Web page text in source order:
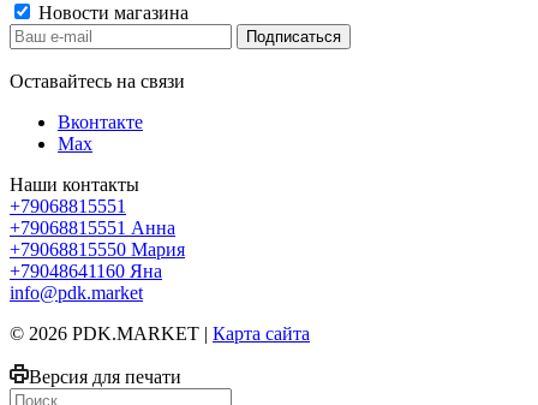
Новости магазина
Оставайтесь на связи
Вконтакте
Max
Наши контакты
+79068815551
+79068815551 Анна
+79068815550 Мария
+79048641160 Яна
info@pdk.market
© 2026 PDK.MARKET | Карта сайта
Версия для печати